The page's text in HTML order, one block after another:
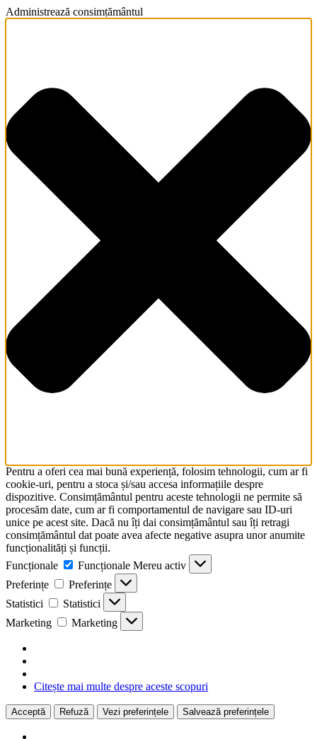
Administrează consimțământul
Pentru a oferi cea mai bună experiență, folosim tehnologii, cum ar fi
cookie-uri, pentru a stoca și/sau accesa informațiile despre
dispozitive. Consimțământul pentru aceste tehnologii ne permite să
procesăm date, cum ar fi comportamentul de navigare sau ID-uri
unice pe acest site. Dacă nu îți dai consimțământul sau îți retragi
consimțământul dat poate avea afecte negative asupra unor anumite
funcționalități și funcții.
Funcționale
Funcționale Mereu activ
Preferințe
Preferințe
Statistici
Statistici
Marketing
Marketing
Citește mai multe despre aceste scopuri
Acceptă Refuză Vezi preferințele Salvează preferințele